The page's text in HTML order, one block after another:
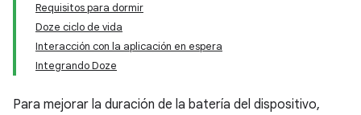
Requisitos para dormir
Doze ciclo de vida
Interacción con la aplicación en espera
Integrando Doze
Para mejorar la duración de la batería del dispositivo,